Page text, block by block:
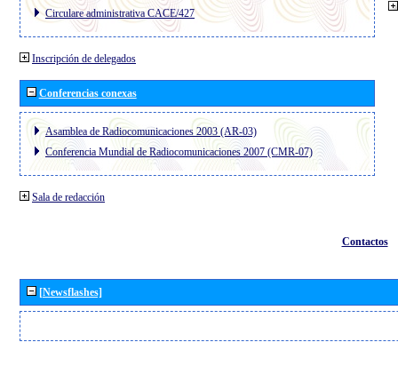
Circulare administrativa CACE/427
Inscripción de delegados
Conferencias conexas
Asamblea de Radiocomunicaciones 2003 (AR-03)
Conferencia Mundial de Radiocomunicaciones 2007 (CMR-07)
Sala de redacción
Contactos
[Newsflashes]